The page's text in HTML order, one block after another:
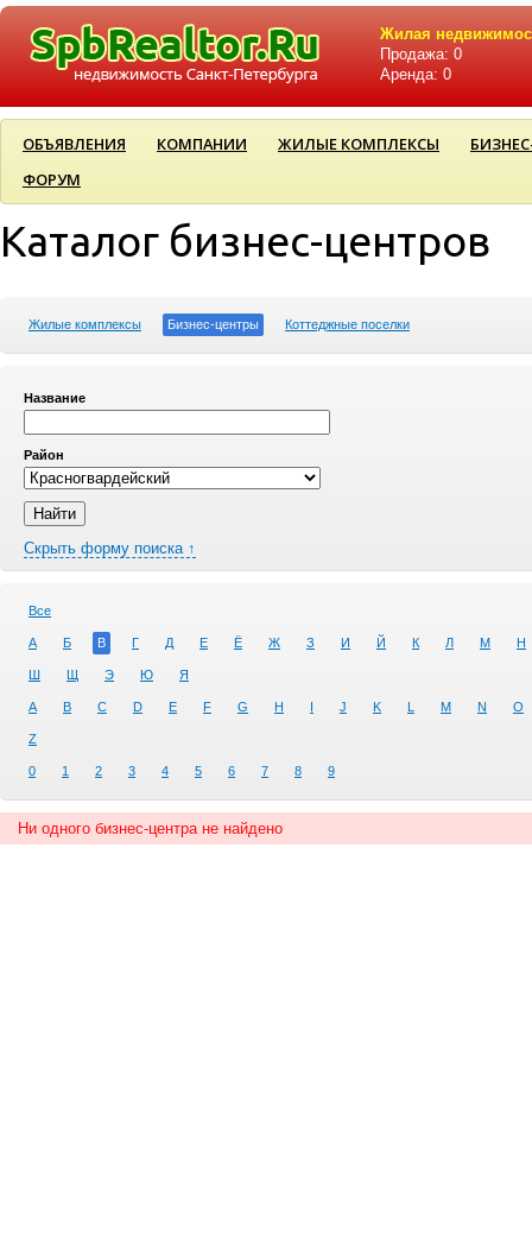
Жилая
Продажа: 0
Аренда: 0
ОБЪЯВЛЕНИЯ КОМПАНИИ ЖИЛЫЕ КОМПЛЕКСЫ
ФОРУМ
Каталог бизнес-центров
Жилые комплексы Бизнес-центры Коттеджные поселки
Название
Район
Скрыть форму поиска ↑
Все
А Б В Г Д Е Ё Ж З И Й К Л М Н
Ш Щ Э Ю Я
A B C D E F G H I J K L M N O
Z
0 1 2 3 4 5 6 7 8 9
Ни одного бизнес-центра не найдено